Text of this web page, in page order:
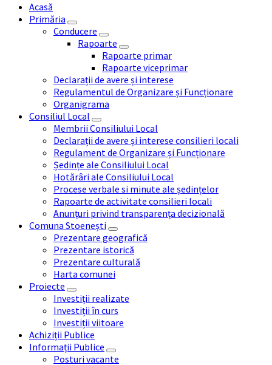
Acasă
Primăria
Conducere
Rapoarte
Rapoarte primar
Rapoarte viceprimar
Declarații de avere și interese
Regulamentul de Organizare și Funcționare
Organigrama
Consiliul Local
Membrii Consiliului Local
Declarații de avere și interese consilieri locali
Regulament de Organizare și Funcționare
Ședințe ale Consiliului Local
Hotărâri ale Consiliului Local
Procese verbale si minute ale ședințelor
Rapoarte de activitate consilieri locali
Anunțuri privind transparența decizională
Comuna Stoenești
Prezentare geografică
Prezentare istorică
Prezentare culturală
Harta comunei
Proiecte
Investiții realizate
Investiții în curs
Investiții viitoare
Achiziții Publice
Informații Publice
Posturi vacante